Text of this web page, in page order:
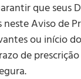
que seus
Aviso de
ou início
de